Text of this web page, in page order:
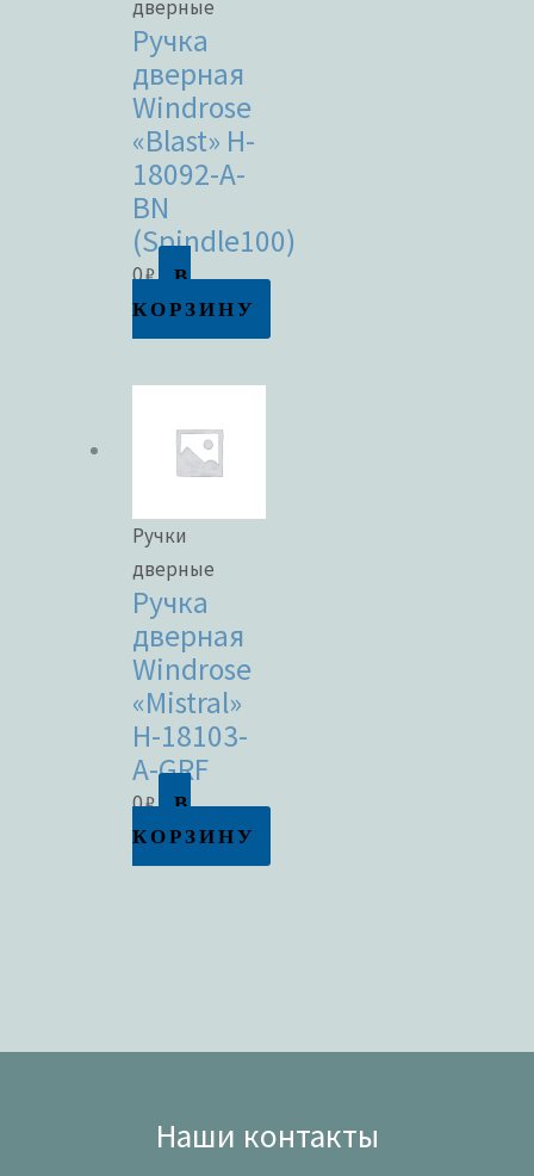
дверные
Ручка
дверная
Windrose
«Blast» H-
18092-A-
BN
(Spindle100)
0₽
В
КОРЗИНУ
Ручки
дверные
Ручка
дверная
Windrose
«Mistral»
H-18103-
A-GRF
0₽
В
КОРЗИНУ
Наши контакты